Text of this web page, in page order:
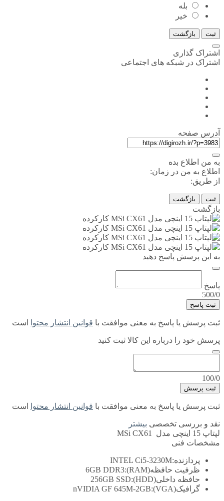
بله
خیر
ثبت بازگشت
اشتراک گذاری
اشتراک در شبکه های اجتماعی
آدرس صفحه
به من اطلاع بده
اطلاع به من در زمان:
از طریق:
ثبت بازگشت
بازگشت
به این پرسش پاسخ دهید
پاسخ
500/0
ثبت پاسخ
ثبت پرسش یا پاسخ به معنی موافقت با قوانین انتشار محتوا است
پرسش خود را درباره این کالا ثبت کنید
100/0
ثبت پرسش
ثبت پرسش یا پاسخ به معنی موافقت با قوانین انتشار محتوا است
نقد و بررسی تخصصی بیشتر
لپتاپ 15 اینچی مدل MSi CX61
مشخصات فنی
پردازنده:INTEL Ci5-3230M
ظرفیت حافظه(RAM):
6GB DDR3
حافظه داخلی(HDD):
256GB SSD
گرافیک(VGA):
nVIDIA GF 645M-2GB